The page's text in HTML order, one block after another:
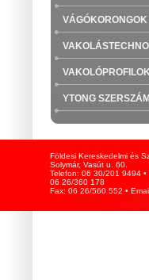
VÁGÓKORONGOK
YTONG
Földesi Kereskedelmi és
Solymár, Vasút u. 60.
Telefon: 06 30/201 9494 •
06 26/360 178
Fax: 06 26/560 552 •